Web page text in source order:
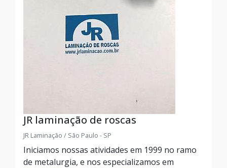
JR laminação de roscas
JR Laminação / São Paulo - SP
Iniciamos nossas atividades em 1999 no ramo
de metalurgia, e nos especializamos em